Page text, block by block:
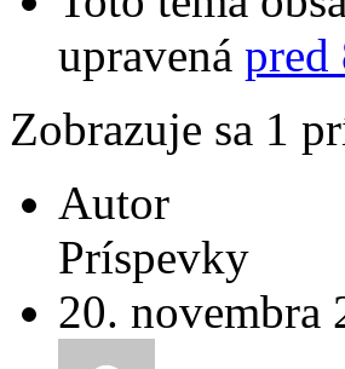
upravená pred
Zobrazuje sa 1
Autor
Príspevky
20. novembra